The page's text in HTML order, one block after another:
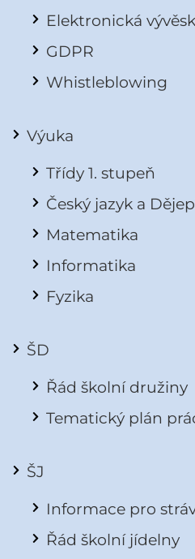
Elektronická
GDPR
Whistleblowing
Výuka
Třídy 1. stupeň
Český jazyk a
Matematika
Informatika
Fyzika
ŠD
Řád školní družiny
Tematický plán
ŠJ
Informace pro
Řád školní jídelny